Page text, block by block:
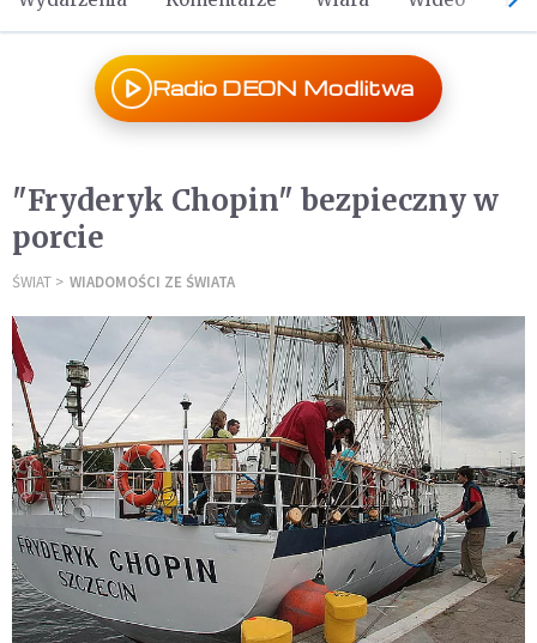
Radio DEON Modlitwa
"Fryderyk Chopin" bezpieczny w
porcie
ŚWIAT WIADOMOŚCI ZE ŚWIATA